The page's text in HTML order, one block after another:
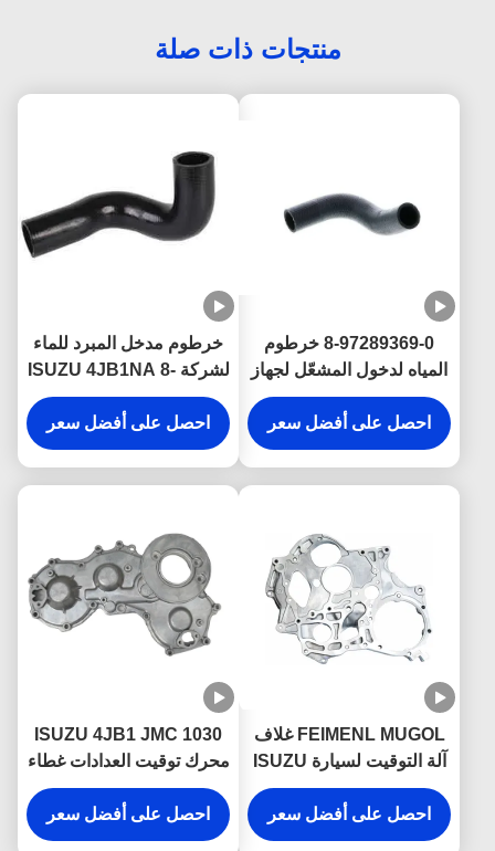
منتجات ذات صلة
8-97289369-0 خرطوم
المياه لدخول المشعّل لجهاز
ISUZU 4JH1 أجزاء
المحرك
احصل على أفضل سعر
خرطوم مدخل المبرد للماء
لشركة ISUZU 4JB1NA 8-
97147473-0 أجزاء المحرك
احصل على أفضل سعر
FEIMENL MUGOL غلاف
آلة التوقيت لسيارة ISUZU
4JB1 JMC 1030 8-
94155361-0 قطع غيار
شاحنة ISUZU
احصل على أفضل سعر
ISUZU 4JB1 JMC 1030
محرك توقيت العدادات غطاء
8-94155360-0
1002401BB
احصل على أفضل سعر